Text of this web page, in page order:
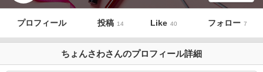
プロフィール 投稿 14 Like 40 フォロー 7
ちょんさわさんのプロフィール詳細